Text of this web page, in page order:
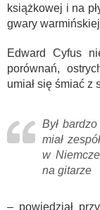
książkowej i na
gwary
Edward Cyfus
porównań,
umiał się śmiać z
Był
miał
w
na gitarze
– powiedział